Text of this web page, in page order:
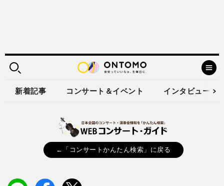
新着記事 コンサート＆イベント インタビュー
←「コンサートかんたん検索」に戻る